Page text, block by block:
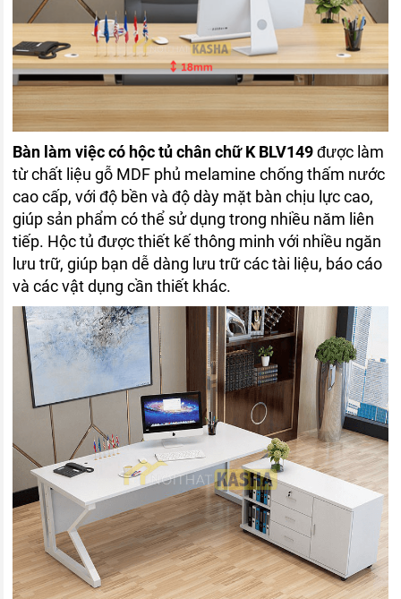
Bàn làm việc có hộc tủ chân chữ K BLV149được làm
từ chất liệu gỗ MDF phủ melamine chống thấm nước
cao cấp, với độ bền và độ dày mặt bàn chịu lực cao,
giúp sản phẩm có thể sử dụng trong nhiều năm liên
tiếp. Hộc tủ được thiết kế thông minh với nhiều ngăn
lưu trữ, giúp bạn dễ dàng lưu trữ các tài liệu, báo cáo
và các vật dụng cần thiết khác.